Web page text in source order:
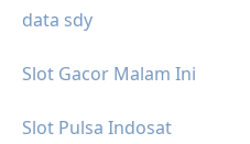
data sdy
Slot Gacor Malam Ini
Slot Pulsa Indosat